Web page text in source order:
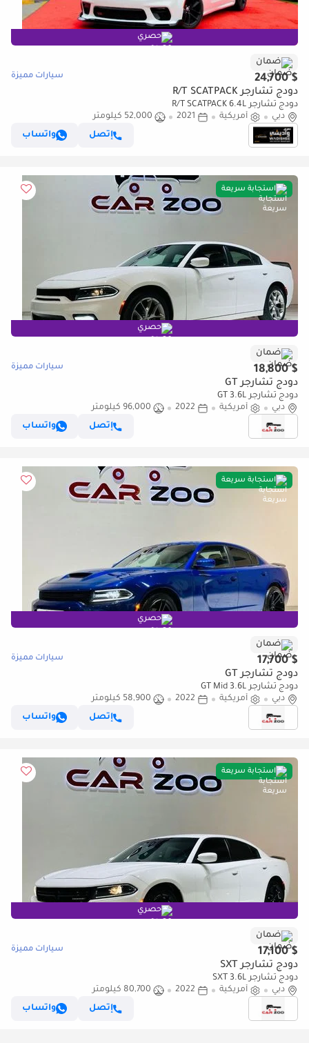
حصري
ضمان
$ 24,700 سيارات مميزة
دودج تشارجر R/T SCATPACK
دودج تشارجر R/T SCATPACK 6.4L
دبي
أمريكية 2021
52,000 كيلومتر
إتصل
واتساب
استجابة سريعة
حصري
ضمان
$ 18,800 سيارات مميزة
دودج تشارجر GT
دودج تشارجر GT 3.6L
دبي
أمريكية 2022
96,000 كيلومتر
إتصل
واتساب
استجابة سريعة
حصري
ضمان
$ 17,700 سيارات مميزة
دودج تشارجر GT
دودج تشارجر GT Mid 3.6L
دبي
أمريكية 2022
58,900 كيلومتر
إتصل
واتساب
استجابة سريعة
حصري
ضمان
$ 17,100 سيارات مميزة
دودج تشارجر SXT
دودج تشارجر SXT 3.6L
دبي
أمريكية 2022
80,700 كيلومتر
إتصل
واتساب